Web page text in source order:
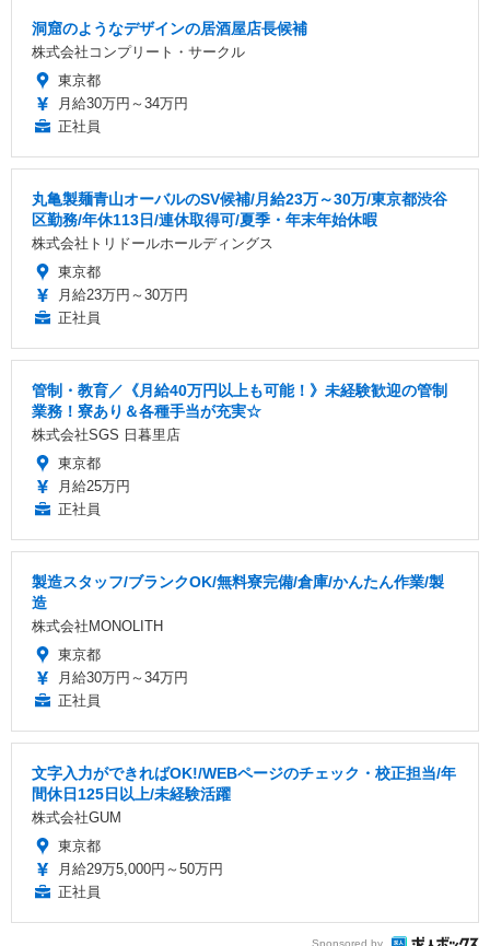
洞窟のようなデザインの居酒屋店長候補
株式会社コンプリート・サークル
東京都
月給30万円～34万円
正社員
丸亀製麺青山オーバルのSV候補/月給23万～30万/東京都渋谷
区勤務/年休113日/連休取得可/夏季・年末年始休暇
株式会社トリドールホールディングス
東京都
月給23万円～30万円
正社員
管制・教育／《月給40万円以上も可能！》未経験歓迎の管制
業務！寮あり＆各種手当が充実☆
株式会社SGS 日暮里店
東京都
月給25万円
正社員
製造スタッフ/ブランクOK/無料寮完備/倉庫/かんたん作業/製
造
株式会社MONOLITH
東京都
月給30万円～34万円
正社員
文字入力ができればOK!/WEBページのチェック・校正担当/年
間休日125日以上/未経験活躍
株式会社GUM
東京都
月給29万5,000円～50万円
正社員